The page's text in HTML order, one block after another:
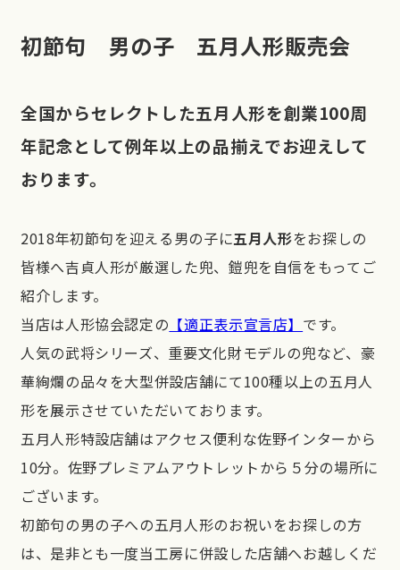
初節句 男の子 五月人形販売会
全国からセレクトした五月人形を創業100周
年記念として例年以上の品揃えでお迎えして
おります。
2018年初節句を迎える男の子に五月人形をお探しの
皆様へ吉貞人形が厳選した兜、鎧兜を自信をもってご
紹介します。
当店は人形協会認定の 【適正表示宣言店】 です。
人気の武将シリーズ、重要文化財モデルの兜など、豪
華絢爛の品々を大型併設店舗にて100種以上の五月人
形を展示させていただいております。
五月人形特設店舗はアクセス便利な佐野インターから
10分。佐野プレミアムアウトレットから５分の場所に
ございます。
初節句の男の子への五月人形のお祝いをお探しの方
は、是非とも一度当工房に併設した店舗へお越しくだ